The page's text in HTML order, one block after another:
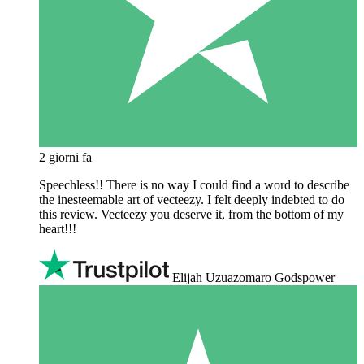
2 giorni fa
Speechless!! There is no way I could find a word to describe
the inesteemable art of vecteezy. I felt deeply indebted to do
this review. Vecteezy you deserve it, from the bottom of my
heart!!!
Elijah Uzuazomaro Godspower